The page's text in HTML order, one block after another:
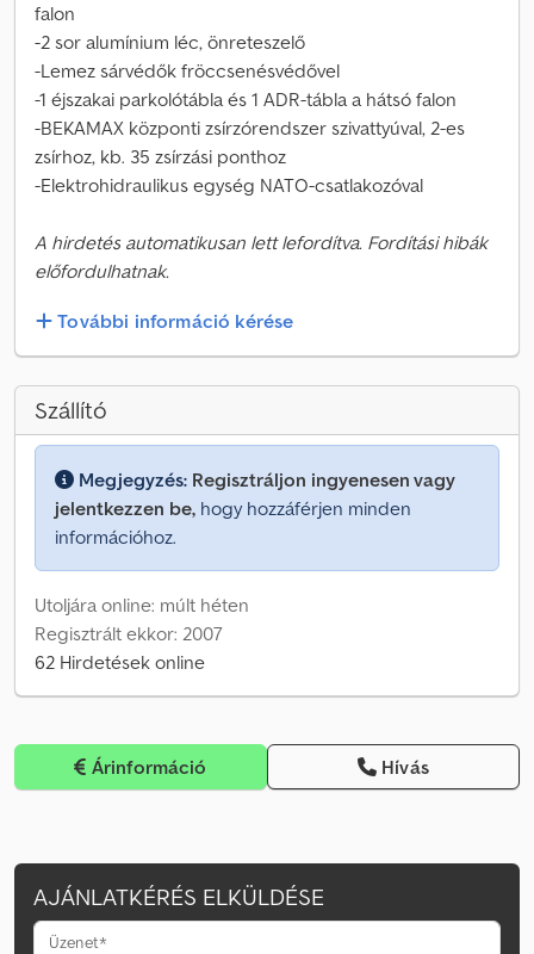
falon
-2 sor alumínium léc, önreteszelő
-Lemez sárvédők fröccsenésvédővel
-1 éjszakai parkolótábla és 1 ADR-tábla a hátsó falon
-BEKAMAX központi zsírzórendszer szivattyúval, 2-es
zsírhoz, kb. 35 zsírzási ponthoz
-Elektrohidraulikus egység NATO-csatlakozóval
A hirdetés automatikusan lett lefordítva. Fordítási hibák
előfordulhatnak.
További információ kérése
Szállító
Megjegyzés: Regisztráljon ingyenesen vagy
jelentkezzen be, hogy hozzáférjen minden
információhoz.
Utoljára online: múlt héten
Regisztrált ekkor: 2007
62 Hirdetések online
Árinformáció Hívás
AJÁNLATKÉRÉS ELKÜLDÉSE
Üzenet*